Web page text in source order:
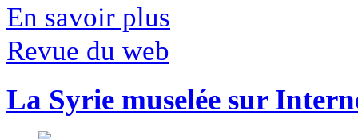
En savoir plus
Revue du web
La Syrie muselée sur